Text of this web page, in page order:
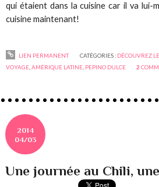
qui étaient dans la cuisine car il va lui-
cuisine maintenant!
LIEN PERMANENT CATÉGORIES : DÉCOUVREZ
VOYAGE ,AMÉRIQUE LATINE PEPINO DULCE 2
2014
04/03
Une journée au Chili,